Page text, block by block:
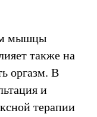
мышцы
также на
оргазм. В
и
терапии